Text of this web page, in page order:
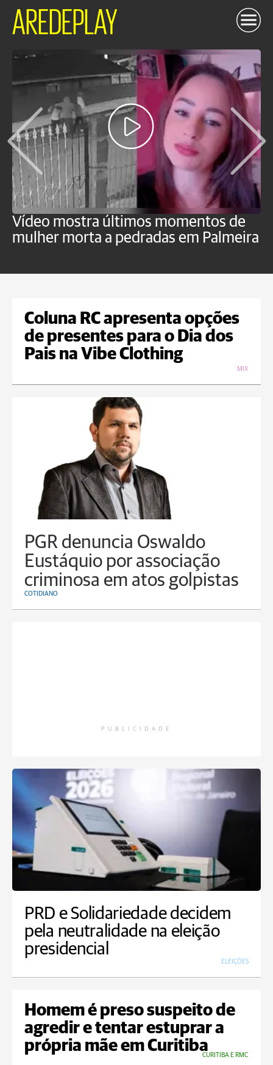
AREDEPLAY
Vídeo mostra últimos momentos de
mulher morta a pedradas em Palmeira
Coluna RC apresenta opções
de presentes para o Dia dos
Pais na Vibe Clothing
MIX
PGR denuncia Oswaldo
Eustáquio por associação
criminosa em atos golpistas
COTIDIANO
PUBLICIDADE
PRD e Solidariedade decidem
pela neutralidade na eleição
presidencial
ELEIÇÕES
Homem é preso suspeito de
agredir e tentar estuprar a
própria mãe em Curitiba
CURITIBA E RMC